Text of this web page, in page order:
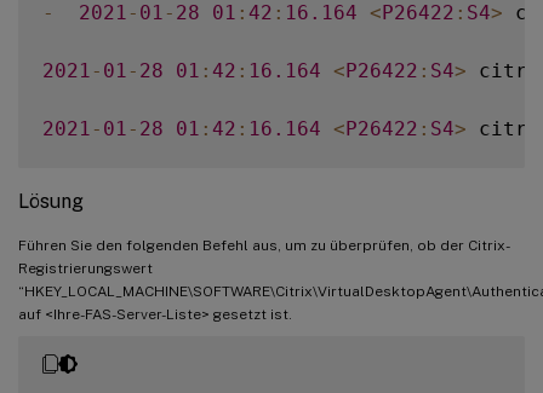
- 2021 - 01 - 28 01 : 42 : 16.164 <P26422 : S4>
2021 - 01 - 28 01 : 42 : 16.164 <P26422 : S4>
2021 - 01 - 28 01 : 42 : 16.164 <P26422 : S4>
Lösung
Führen Sie den folgenden Befehl aus, um zu überprüfen, ob der Citrix-
Registrierungswert
auf <Ihre-FAS-Server-Liste> gesetzt ist.